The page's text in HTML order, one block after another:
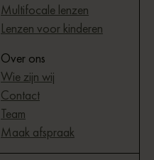
Multifocale lenzen
Lenzen voor kinderen
Over ons
Wie zijn wij
Contact
Team
Maak afspraak